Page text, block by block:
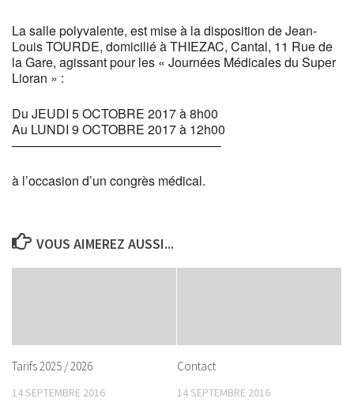
La salle polyvalente, est mise à la disposition de Jean-
Louis TOURDE, domicilié à THIEZAC, Cantal, 11 Rue de
la Gare, agissant pour les « Journées Médicales du Super
Lioran » :
Du JEUDI 5 OCTOBRE 2017 à 8h00
Au LUNDI 9 OCTOBRE 2017 à 12h00
————————————————–
à l’occasion d’un congrès médical.
VOUS AIMEREZ AUSSI...
Tarifs 2025 / 2026
14 SEPTEMBRE 2016
Contact
14 SEPTEMBRE 2016